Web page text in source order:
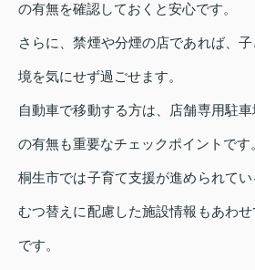
の有無を確認しておくと安心です。
さらに、禁煙や分煙の店であれば、
境を気にせず過ごせます。
自動車で移動する方は、店舗専用駐
の有無も重要なチェックポイントです
桐生市では子育て支援が進められて
むつ替えに配慮した施設情報もあわ
です。